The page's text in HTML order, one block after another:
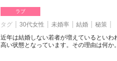
ラブ
タグ 30代女性 未婚率 結婚
秘策
近年は結婚しない若者が増えているとい
高い状態となっています。その理由は何か